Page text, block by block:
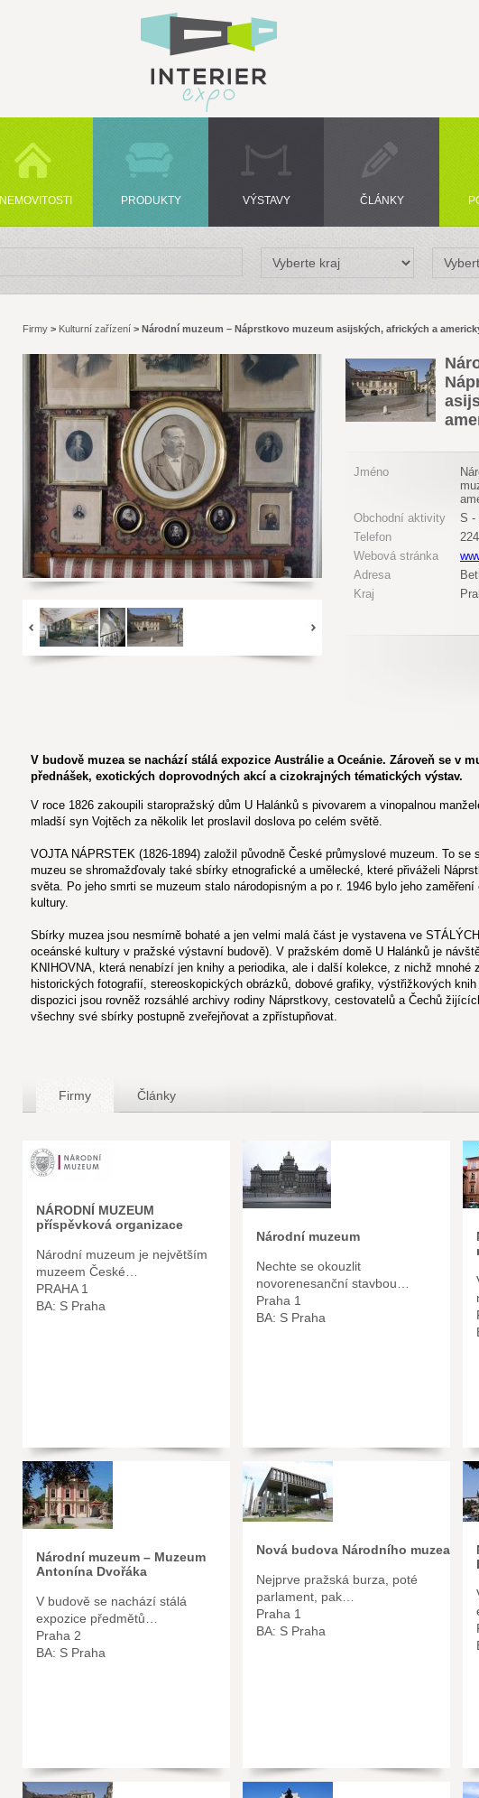
NEMOVITOSTI PRODUKTY VÝSTAVY ČLÁNKY
Firmy > Kulturní zařízení > Národní muzeum – Náprstkovo muzeum asijských, afrických a
Jméno
Obchodní aktivity
S -
Telefon
Webová stránka
Adresa
Kraj
V budově muzea se nachází stálá expozice Austrálie a Oceánie. Zároveň se v
přednášek, exotických doprovodných akcí a cizokrajných tématických výstav.
V roce 1826 zakoupili staropražský dům U Halánků s pivovarem a vinopalnou
mladší syn Vojtěch za několik let proslavil doslova po celém světě.
VOJTA NÁPRSTEK (1826-1894) založil původně České průmyslové muzeum. To
muzeu se shromažďovaly také sbírky etnografické a umělecké, které přiváželi
světa. Po jeho smrti se muzeum stalo národopisným a po r. 1946 bylo jeho
kultury.
Sbírky muzea jsou nesmírně bohaté a jen velmi malá část je vystavena ve
oceánské kultury v pražské výstavní budově). V pražském domě U Halánků je
KNIHOVNA, která nenabízí jen knihy a periodika, ale i další kolekce, z nichž
historických fotografií, stereoskopických obrázků, dobové grafiky, výstřižkových
dispozici jsou rovněž rozsáhlé archivy rodiny Náprstkovy, cestovatelů a Čechů
všechny své sbírky postupně zveřejňovat a zpřístupňovat.
Firmy Články
NÁRODNÍ MUZEUM
příspěvková organizace
Národní muzeum je největším
muzeem České…
PRAHA 1
BA: S Praha
Národní muzeum
Nechte se okouzlit
novorenesanční stavbou…
Praha 1
BA: S Praha
Národní muzeum – Muzeum
Antonína Dvořáka
V budově se nachází stálá
expozice předmětů…
Praha 2
BA: S Praha
Nová budova Národního muzea
Nejprve pražská burza, poté
parlament, pak…
Praha 1
BA: S Praha